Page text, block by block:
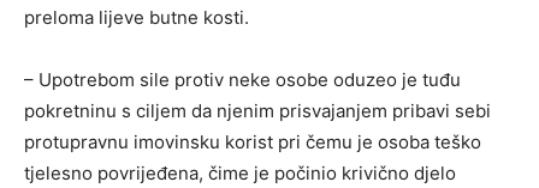
preloma lijeve butne kosti.
– Upotrebom sile protiv neke osobe oduzeo je tuđu
pokretninu s ciljem da njenim prisvajanjem pribavi sebi
protupravnu imovinsku korist pri čemu je osoba teško
tjelesno povrijeđena, čime je počinio krivično djelo